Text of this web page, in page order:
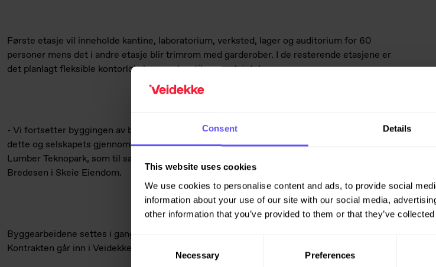
Consent Details
This website uses cookies
We use cookies to personalise content and ads, to provide social
information about your use of our site with our social media,
other information that you’ve provided to them or that they’ve
Consent
Necessary Preferences
Første etasje vil inneholde kantine, laboratorium, verksted, lager og auditorium for 60
personer mens det i andre etasje blir trimrom med garderober. I de resterende etasjene er
det planlagt fleksible kontorlokaler som kan tilpasses leietakerne.
- Vi fortsetter byggingen av bærekraftige bygg og har lagt vekt Veidekkes erfaring med
dette og selskapets gjennomføringsevne. Dette er bygg nummer fem i vår utvikling av
Lumber Teknopark, som til sammen skal romme 58.000 m2 næringsareal, sier CEO Tom
Bredesen i Skeie Eiendom.
Byggearbeidene settes i gang umiddelbart med planlagt ferdigstilling sommeren 2026.
Kontrakten går inn i Veidekkes ordrereserve for første kvartal 2025.